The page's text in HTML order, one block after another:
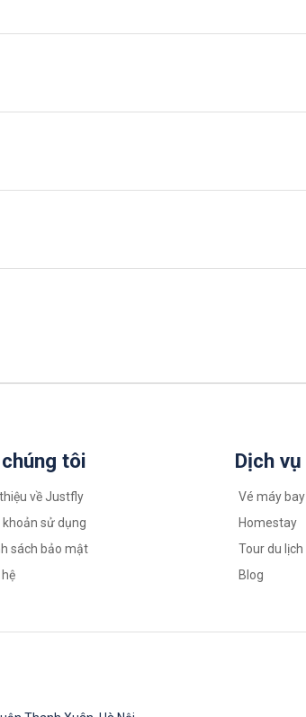
tôi
về Justfly
khoản sử dụng
sách bảo mật
hệ
Dịch vụ
Vé máy bay
Homestay
Tour du lịch
Blog